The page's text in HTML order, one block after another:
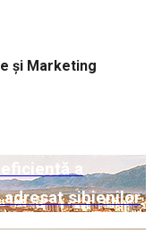
și Marketing
a
adresat sibienilor